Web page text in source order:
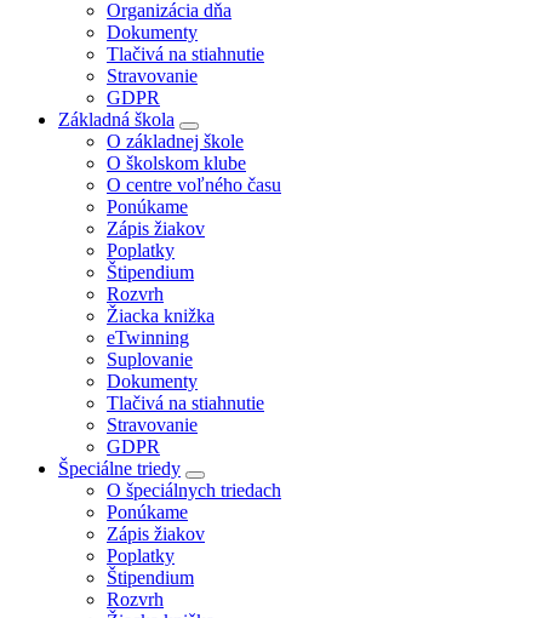
Organizácia dňa
Dokumenty
Tlačivá na stiahnutie
Stravovanie
GDPR
Základná škola
O základnej škole
O školskom klube
O centre voľného času
Ponúkame
Zápis žiakov
Poplatky
Štipendium
Rozvrh
Žiacka knižka
eTwinning
Suplovanie
Dokumenty
Tlačivá na stiahnutie
Stravovanie
GDPR
Špeciálne triedy
O špeciálnych triedach
Ponúkame
Zápis žiakov
Poplatky
Štipendium
Rozvrh